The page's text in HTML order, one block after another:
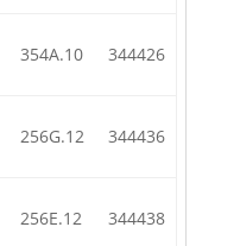
354A.10 344426
256G.12 344436
256E.12 344438